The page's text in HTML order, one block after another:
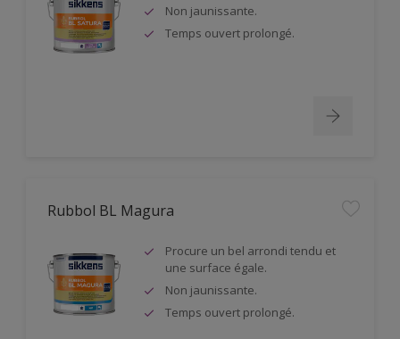
Non jaunissante.
Temps ouvert prolongé.
Rubbol BL Magura
Procure un bel arrondi tendu et
une surface égale.
Non jaunissante.
Temps ouvert prolongé.